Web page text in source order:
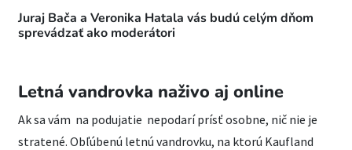
Juraj Bača a Veronika Hatala vás budú celým dňom
sprevádzať ako moderátori
Letná vandrovka naživo aj online
Ak sa vám na podujatie nepodarí prísť osobne, nič nie je
stratené. Obľúbenú letnú vandrovku, na ktorú Kaufland